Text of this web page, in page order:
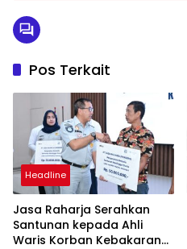
Pos Terkait
Headline
Jasa Raharja Serahkan
Santunan kepada Ahli
Waris Korban Kebakaran